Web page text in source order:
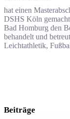
hat einen
DSHS Köln
Bad Homburg den
behandelt und
Leichtathletik,
Beiträge